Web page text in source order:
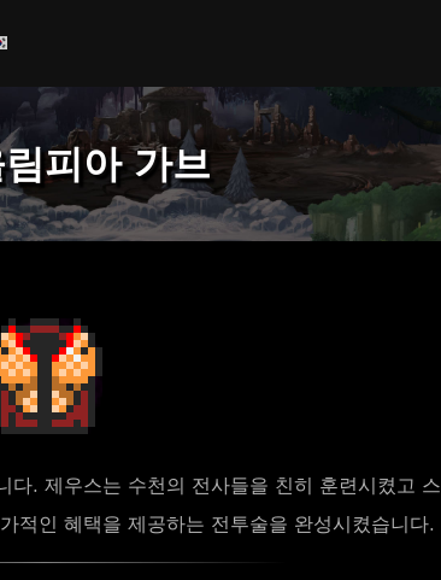
피아 가브
다. 제우스는 수천의 전사들을 친히 훈련시켰고 스
적인 혜택을 제공하는 전투술을 완성시켰습니다.